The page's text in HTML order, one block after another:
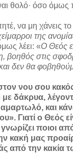
θολό· όσο όμως
να μη χάνεις
της
λέει: «Ο Θεός
βοηθός στις
δεν θα
νου σου
δάκρυα,
και
Γιατί ο Θεός
ποιοι
κακή μας
από την κακία